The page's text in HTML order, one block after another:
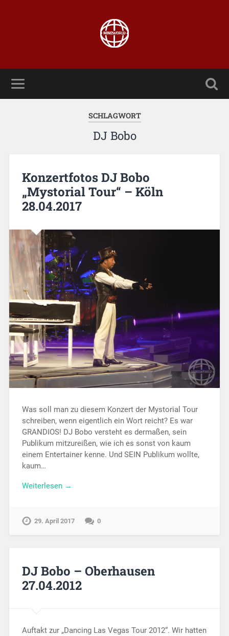
SCHLAGWORT
DJ Bobo
Konzertfotos DJ Bobo
„Mystorial Tour“ – Köln
28.04.2017
Was soll man zu diesem Konzert der Mystorial Tour
schreiben, wenn eigentlich ein Wort reicht? Es war
GRANDIOS! DJ Bobo versteht es dermaßen, sein
Publikum mitzureißen, wie ich es sonst von kaum
einem Entertainer kenne. Und SEIN Publikum wollte,
kaum…
Weiterlesen →
29. April 2017 0
DJ Bobo – Oberhausen
27.04.2012
Auftakt zur „Dancing Las Vegas Tour 2012“. Wir hatten